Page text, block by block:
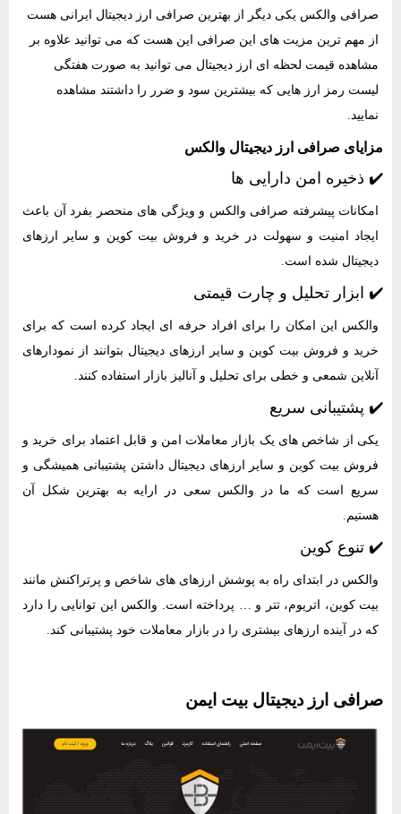
صرافی والکس یکی دیگر از بهترین صرافی ارز دیجیتال ایرانی هست
از مهم ترین مزیت های این صرافی این هست که می توانید علاوه بر
مشاهده قیمت لحظه ای ارز دیجیتال می توانید به صورت هفتگی
لیست رمز ارز هایی که بیشترین سود و ضرر را داشتند مشاهده
نمایید.
مزایای صرافی ارز دیجیتال والکس
✔️ ذخیره امن دارایی ها
امکانات پیشرفته صرافی والکس و ویژگی های منحصر بفرد آن باعث
ایجاد امنیت و سهولت در خرید و فروش بیت کوین و سایر ارزهای
دیجیتال شده است.
✔️ ابزار تحلیل و چارت قیمتی
والکس این امکان را برای افراد حرفه ای ایجاد کرده است که برای
خرید و فروش بیت کوین و سایر ارزهای دیجیتال بتوانند از نمودارهای
آنلاین شمعی و خطی برای تحلیل و آنالیز بازار استفاده کنند.
✔️ پشتیبانی سریع
یکی از شاخص های یک بازار معاملات امن و قابل اعتماد برای خرید و
فروش بیت کوین و سایر ارزهای دیجیتال داشتن پشتیبانی همیشگی و
سریع است که ما در والکس سعی در ارایه به بهترین شکل آن
هستیم.
✔️ تنوع کوین
والکس در ابتدای راه به پوشش ارزهای های شاخص و پرتراکنش مانند
بیت کوین، اتریوم، تتر و … پرداخته است. والکس این توانایی را دارد
که در آینده ارزهای بیشتری را در بازار معاملات خود پشتیبانی کند.
صرافی ارز دیجیتال بیت ایمن